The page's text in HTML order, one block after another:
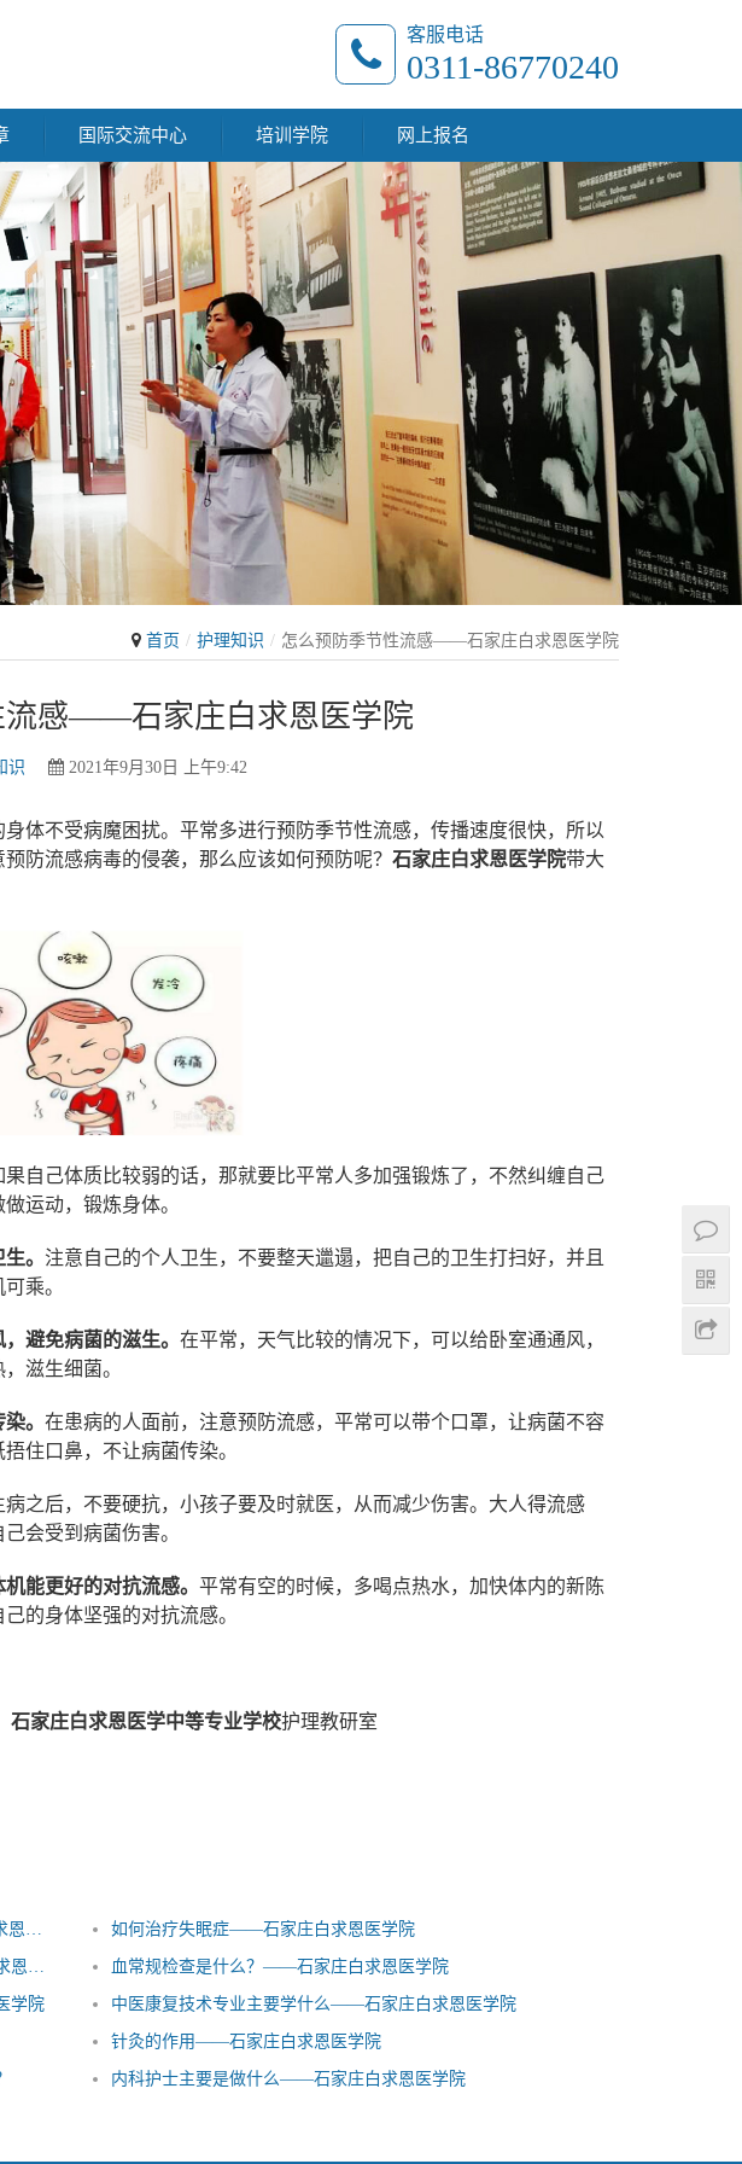
客服电话
0311-86770240
国际交流中心 培训学院 网上报名
首页 护理知识 怎么预防季节性流感——石家庄白求恩医学院
流感——石家庄白求恩医学院
识 2021年9月30日 上午9:42
体不受病魔困扰。平常多进行预防季节性流感，传播速度很快，所以
防流感病毒的侵袭，那么应该如何预防呢？ 石家庄白求恩医学院带大
果自己体质比较弱的话，那就要比平常人多加强锻炼了，不然纠缠自己
运动，锻炼身体。
。 注意自己的个人卫生，不要整天邋遢，把自己的卫生打扫好，并且
乘。
避免病菌的滋生。 在平常，天气比较的情况下，可以给卧室通通风，
滋生细菌。
。 在患病的人面前，注意预防流感，平常可以带个口罩，让病菌不容
住口鼻，不让病菌传染。
病之后，不要硬抗，小孩子要及时就医，从而减少伤害。大人得流感
会受到病菌伤害。
能更好的对抗流感。 平常有空的时候，多喝点热水，加快体内的新陈
的身体坚强的对抗流感。
等专业学校护理教研室
社区高级执业护师为何成了“香馍馍”？——石家庄白求恩医学院 如何治疗失眠症——石家庄白求恩医学院
护士资格证与护士执业证有什么区别？——石家庄白求恩医学院 血常规检查是什么？——石家庄白求恩医学院
学院 中医康复技术专业主要学什么——石家庄白求恩医学院
针灸的作用——石家庄白求恩医学院
内科护士主要是做什么——石家庄白求恩医学院